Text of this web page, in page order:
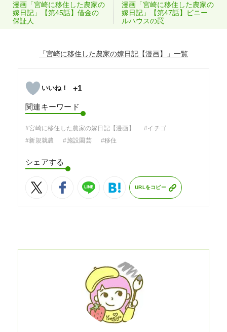
漫画「宮崎に移住した農家の
嫁日記」【第45話】借金の
保証人
漫画「宮崎に移住した農家の
嫁日記」【第47話】ビニー
ルハウスの罠
「宮崎に移住した農家の嫁日記【漫画】」
+1
関連キーワード
#宮崎に移住した農家の嫁日記【漫画】
#イチゴ
#新規就農
#施設園芸 #移住
シェアする
URLをコピー